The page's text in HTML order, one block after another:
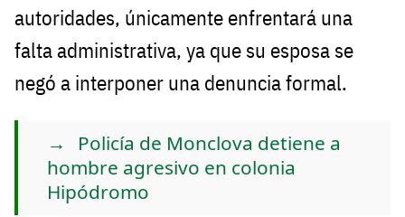
autoridades, únicamente enfrentará una
falta administrativa, ya que su esposa se
negó a interponer una denuncia formal.
Policía de Monclova detiene a
hombre agresivo en colonia
Hipódromo